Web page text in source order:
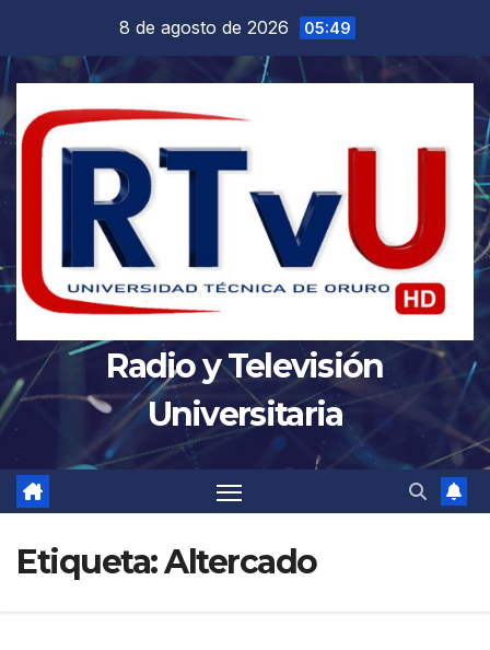
contenido
8 de agosto de 2026 05:49
Radio y Televisión
Universitaria
Etiqueta:Altercado